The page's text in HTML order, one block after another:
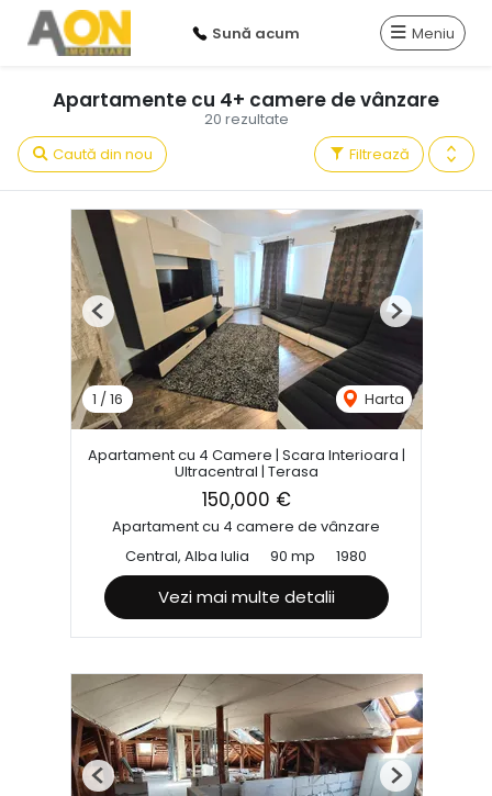
Sună acum Meniu
20 rezultate
Apartamente cu 4+ camere de vânzare
Filtrează
Caută din nou
1 /16 Harta
Previous Next
Apartament cu 4 Camere | Scara Interioara |
Ultracentral | Terasa
150,000 €
Apartament cu 4 camere de vânzare
Central, Alba Iulia
90 mp 1980
Vezi mai multe detalii
Previous Next